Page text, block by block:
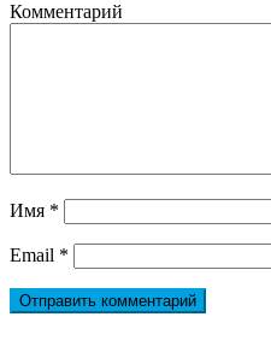
Комментарий
Имя *
Email *